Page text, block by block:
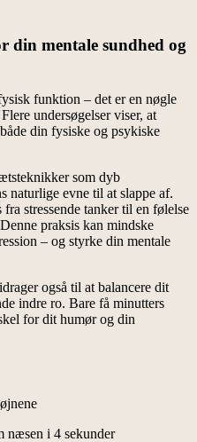
din mentale sundhed og
funktion – det er en nøgle
undersøgelser viser, at
din fysiske og psykiske
som dyb
naturlige evne til at slappe af.
stressende tanker til en følelse
praksis kan mindske
– og styrke din mentale
også til at balancere dit
indre ro. Bare få minutters
for dit humør og din
næsen i 4 sekunder